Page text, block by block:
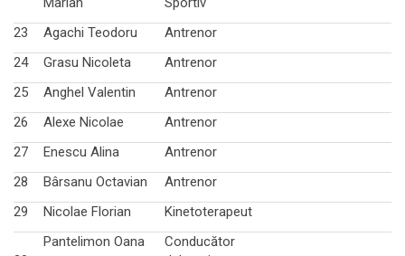
23
Agachi Teodoru
Antrenor
24
Grasu Nicoleta
Antrenor
25
Anghel Valentin
Antrenor
26
Alexe Nicolae
Antrenor
27
Enescu Alina
Antrenor
28
Bârsanu Octavian
Antrenor
29
Nicolae Florian Kinetoterapeut
Pantelimon Oana
Conducător